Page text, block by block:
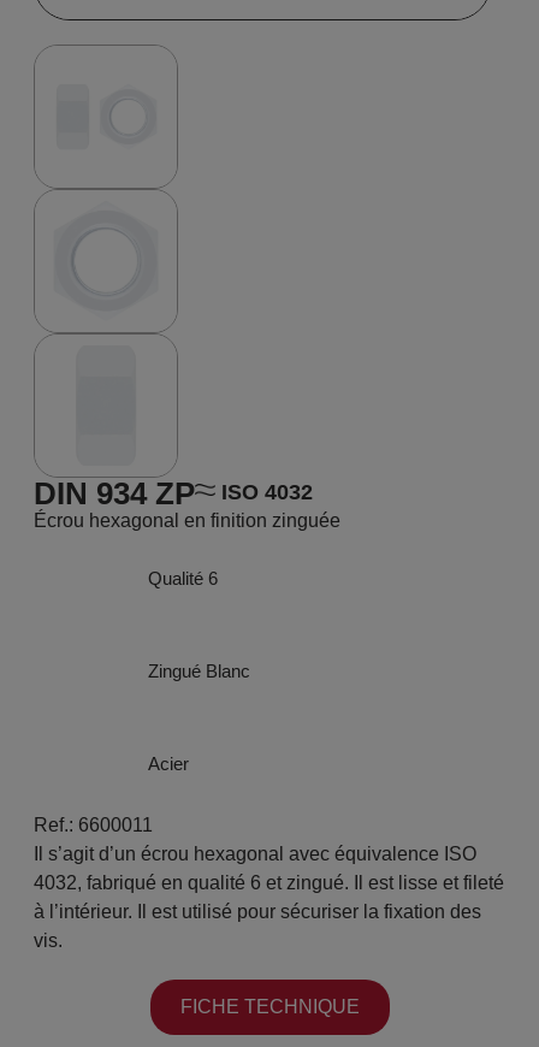
DIN 934 ZP ISO 4032
Écrou hexagonal en finition zinguée
Qualité 6
Zingué Blanc
Acier
Ref.: 6600011
Il s’agit d’un écrou hexagonal avec équivalence ISO
4032, fabriqué en qualité 6 et zingué. Il est lisse et fileté
à l’intérieur. Il est utilisé pour sécuriser la fixation des
vis.
FICHE TECHNIQUE